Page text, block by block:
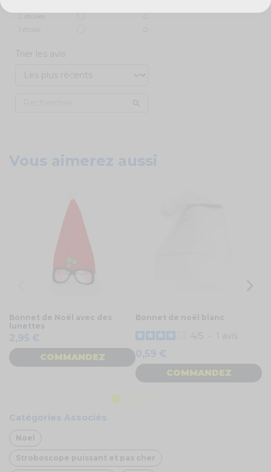
Trier les avis
Vous aimerez aussi
Bonnet de Noël avec des
lunettes
2,95 €
COMMANDEZ
Bonnet de noël blanc
4 5 - 1 avis
0,59 €
COMMANDEZ
Catégories Associés
Noel
Stroboscope puissant et pas cher